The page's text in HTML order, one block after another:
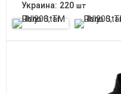
Украина: 220 шт